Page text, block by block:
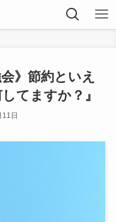
》節約といえ
てますか？』
日